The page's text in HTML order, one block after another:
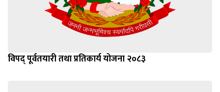
विपद् पूर्वतयारी तथा प्रतिकार्य योजना २०८३